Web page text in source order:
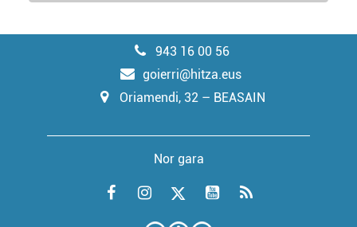
943 16 00 56
goierri@hitza.eus
Oriamendi, 32 – BEASAIN
Nor gara